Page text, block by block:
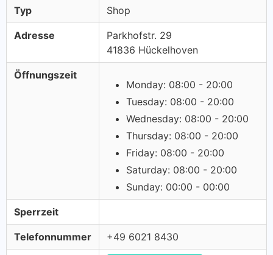
Typ Shop
Adresse
Parkhofstr. 29
41836 Hückelhoven
Öffnungszeit
Monday: 08:00 - 20:00
Tuesday: 08:00 - 20:00
Wednesday: 08:00 - 20:00
Thursday: 08:00 - 20:00
Friday: 08:00 - 20:00
Saturday: 08:00 - 20:00
Sunday: 00:00 - 00:00
Sperrzeit
Telefonnummer +49 6021 8430